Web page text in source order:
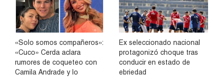
«Solo somos compañeros»:
«Cuco» Cerda aclara
rumores de coqueteo con
Camila Andrade y lo
Ex seleccionado nacional
protagonizó choque tras
conducir en estado de
ebriedad